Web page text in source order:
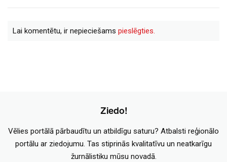
Lai komentētu, ir nepieciešams pieslēgties.
Ziedo!
Vēlies portālā pārbaudītu un atbildīgu saturu? Atbalsti reģionālo
portālu ar ziedojumu. Tas stiprinās kvalitatīvu un neatkarīgu
žurnālistiku mūsu novadā.